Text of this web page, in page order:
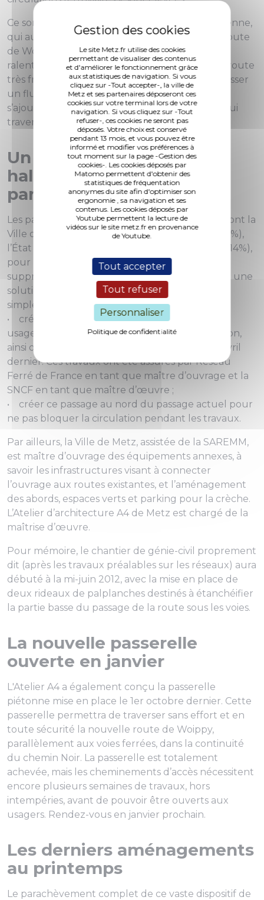
Le site Metz.fr utilise des cookies
permettant de visualiser des contenus
et d'améliorer le fonctionnement grâce
aux statistiques de navigation. Si vous
cliquez sur -Tout accepter-, la ville de
Metz et ses partenaires déposeront ces
cookies sur votre terminal lors de votre
navigation. Si vous cliquez sur -Tout
refuser-, ces cookies ne seront pas
déposés. Votre choix est conservé
pendant 13 mois, et vous pouvez être
informé et modifier vos préférences à
tout moment sur la page -Gestion des
cookies-. Les cookies déposés par
Matomo permettent d'obtenir des
statistiques de fréquentation
anonymes du site afin d'optimiser son
ergonomie , sa navigation et ses
contenus. Les cookies déposés par
Youtube permettent la lecture de
vidéos sur le site metz.fr en provenance
de Youtube.
Tout accepter
Tout refuser
Personnaliser
Politique de confidentialité
Ce sont pas moins de 70 trains par jour en moyenne,
qui auront coupé la circulation routière de la route
de Woippy jusqu’à ce jeudi 28 novembre,
ralentissant la circulation des usagers de cette route
très fréquentée. En effet, le carrefour voyait passer
un flux de 19 500 véhicules par jour, auxquels
s’ajoutaient les nombreux piétons et cyclistes qui
traversaient les voies quotidiennement.
Un chantier de longue
haleine porté par 4
partenaires
Les partenaires financiers de cet ouvrage que sont la
Ville de Metz (36%), Réseau Ferré de France (25%),
l’État (25%) et le Conseil Général de la Moselle (14%),
pour un coût total de 14,2 M€ HT, ont voulu
supprimer tout risque d’accident, en proposant une
solution technique fondée sur deux principes
simples :
• créer un passage sous les voies pour tous les
usagers, ce qui implique des travaux d’excavation,
ainsi que la création d’un pont-rail, posé le 28 avril
dernier. Ces travaux ont été assurés par Réseau
Ferré de France en tant que maître d’ouvrage et la
SNCF en tant que maître d’œuvre ;
• créer ce passage au nord du passage actuel pour
ne pas bloquer la circulation pendant les travaux.
Par ailleurs, la Ville de Metz, assistée de la SAREMM,
est maître d’ouvrage des équipements annexes, à
savoir les infrastructures visant à connecter
l’ouvrage aux routes existantes, et l’aménagement
des abords, espaces verts et parking pour la crèche.
L’Atelier d’architecture A4 de Metz est chargé de la
maîtrise d’œuvre.
Pour mémoire, le chantier de génie-civil proprement
dit (après les travaux préalables sur les réseaux) aura
débuté à la mi-juin 2012, avec la mise en place de
deux rideaux de palplanches destinés à étanchéifier
la partie basse du passage de la route sous les voies.
La nouvelle passerelle
ouverte en janvier
L'Atelier A4 a également conçu la passerelle
piétonne mise en place le 1er octobre dernier. Cette
passerelle permettra de traverser sans effort et en
toute sécurité la nouvelle route de Woippy,
parallèlement aux voies ferrées, dans la continuité
du chemin Noir. La passerelle est totalement
achevée, mais les cheminements d’accès nécessitent
encore plusieurs semaines de travaux, hors
intempéries, avant de pouvoir être ouverts aux
usagers. Rendez-vous en janvier prochain.
Les derniers aménagements
au printemps
Le parachèvement complet de ce vaste dispositif de